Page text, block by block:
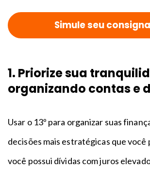
Simule seu
1. Priorize sua
organizando contas e
Usar o 13º para organizar suas
decisões mais estratégicas que você
você possui dívidas com juros